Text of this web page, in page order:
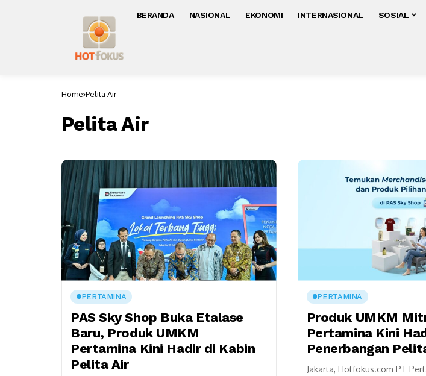
BERANDA NASIONAL EKONOMI INTERNASIONAL SOSIAL
Home Pelita Air
Pelita Air
PERTAMINA
PAS Sky Shop Buka Etalase
Baru, Produk UMKM
Pertamina Kini Hadir di Kabin
Pelita Air
PERTAMINA
Produk UMKM
Pertamina Kini
Penerbangan
Jakarta, Hotfokus.com PT